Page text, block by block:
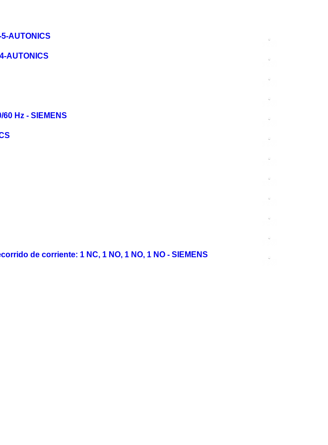
AUTONICS
AUTONICS
Hz - SIEMENS
de corriente: 1 NC, 1 NO, 1 NO, 1 NO - SIEMENS